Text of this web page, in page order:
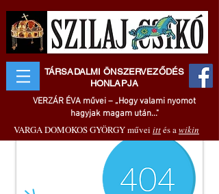
TÁRSADALMI ÖNSZERVEZŐDÉS
HONLAPJA
VERZÁR ÉVA művei – „Hogy valami nyomot
hagyjak magam után..."
VARGA DOMOKOS GYÖRGY művei ittés awikin